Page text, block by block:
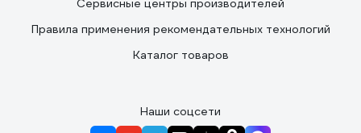
Сервисные центры производителей
Правила применения рекомендательных технологий
Каталог товаров
Наши соцсети